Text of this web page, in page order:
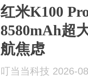
红米K100
8580mAh超
航焦虑
叮当当科技 2026-